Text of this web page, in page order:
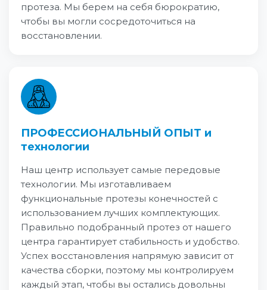
протеза. Мы берем на себя бюрократию,
чтобы вы могли сосредоточиться на
восстановлении.
ПРОФЕССИОНАЛЬНЫЙ ОПЫТ и
технологии
Наш центр использует самые передовые
технологии. Мы изготавливаем
функциональные протезы конечностей с
использованием лучших комплектующих.
Правильно подобранный протез от нашего
центра гарантирует стабильность и удобство.
Успех восстановления напрямую зависит от
качества сборки, поэтому мы контролируем
каждый этап, чтобы вы остались довольны